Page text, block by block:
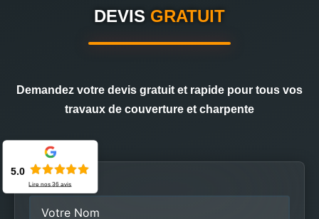
DEVIS GRATUIT
Demandez votre devis gratuit et rapide pour tous vos
travaux de couverture et charpente
Nom
5.0
Lire nos36 avis